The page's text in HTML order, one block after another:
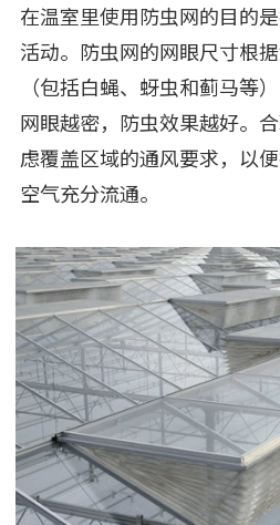
在温室里使用防虫网的目的
活动。防虫网的网眼尺寸根
（包括白蝇、蚜虫和蓟马等
网眼越密，防虫效果越好。
虑覆盖区域的通风要求，以
空气充分流通。